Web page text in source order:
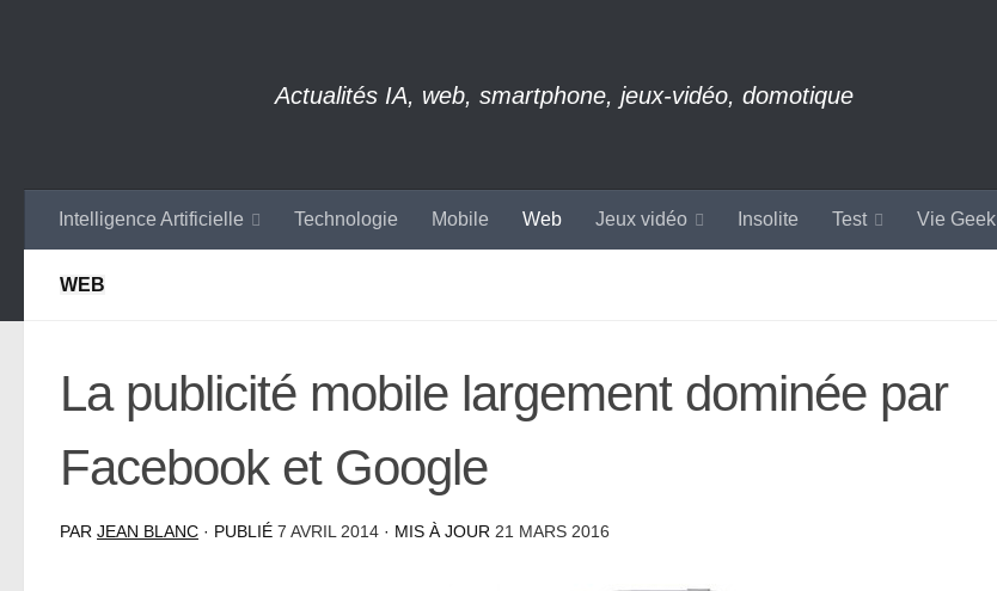
Actualités IA, web, smartphone, jeux-vidéo, domotique
Intelligence Artificielle Technologie Mobile Web Jeux vidéo Insolite Test Vie Geek
WEB
La publicité mobile largement dominée par
Facebook et Google
PAR JEAN BLANC · PUBLIÉ 7 AVRIL 2014 · MIS À JOUR 21 MARS 2016